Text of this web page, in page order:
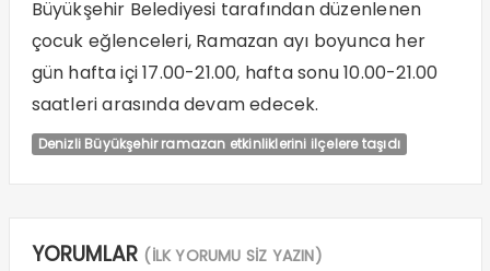
Büyükşehir Belediyesi tarafından düzenlenen
çocuk eğlenceleri, Ramazan ayı boyunca her
gün hafta içi 17.00-21.00, hafta sonu 10.00-21.00
saatleri arasında devam edecek.
Denizli Büyükşehir ramazan etkinliklerini ilçelere taşıdı
YORUMLAR (İLK YORUMU SİZ YAZIN)